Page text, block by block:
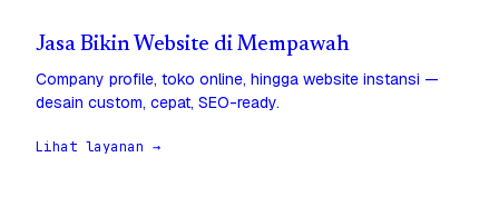
Jasa Bikin Website di Mempawah
Company profile, toko online, hingga website instansi —
desain custom, cepat, SEO-ready.
Lihat layanan →